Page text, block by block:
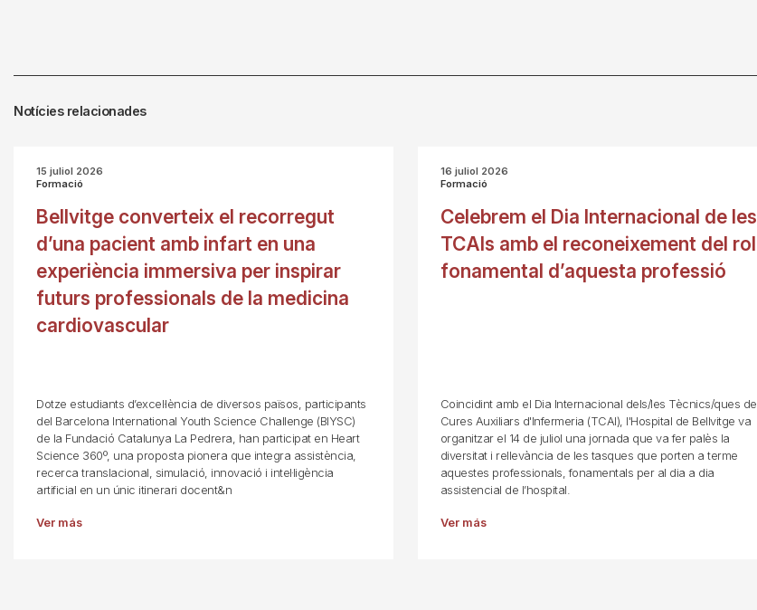
Notícies relacionades
15 juliol 2026
Formació
Bellvitge converteix el recorregut
d’una pacient amb infart en una
experiència immersiva per inspirar
futurs professionals de la medicina
cardiovascular
Dotze estudiants d’excel·lència de diversos països, participants
del Barcelona International Youth Science Challenge (BIYSC)
de la Fundació Catalunya La Pedrera, han participat en Heart
Science 360º, una proposta pionera que integra assistència,
recerca translacional, simulació, innovació i intel·ligència
artificial en un únic itinerari docent&n
Ver más
16 juliol 2026
Formació
Celebrem el Dia Internacional de les
TCAIs amb el reconeixement del rol
fonamental d’aquesta professió
Coincidint amb el Dia Internacional dels/les Tècnics/ques de
Cures Auxiliars d'Infermeria (TCAI), l'Hospital de Bellvitge va
organitzar el 14 de juliol una jornada que va fer palès la
diversitat i rellevància de les tasques que porten a terme
aquestes professionals, fonamentals per al dia a dia
assistencial de l’hospital.
Ver más